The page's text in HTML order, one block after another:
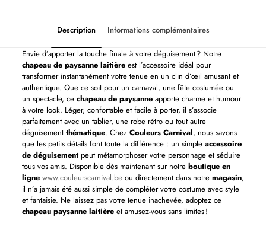
Description Informations complémentaires
Envie d’apporter la touche finale à votre déguisement ? Notre
chapeau de paysanne laitièreest l’accessoire idéal pour
transformer instantanément votre tenue en un clin d’œil amusant et
authentique. Que ce soit pour un carnaval, une fête costumée ou
un spectacle, ce chapeau de paysanneapporte charme et humour
à votre look. Léger, confortable et facile à porter, il s’associe
parfaitement avec un tablier, une robe rétro ou tout autre
déguisement thématique. Chez Couleurs Carnival, nous savons
que les petits détails font toute la différence : un simple accessoire
de déguisementpeut métamorphoser votre personnage et séduire
tous vos amis. Disponible dès maintenant sur notre boutique en
ligne www.couleurscarnival.beou directement dans notre magasin,
il n’a jamais été aussi simple de compléter votre costume avec style
et fantaisie. Ne laissez pas votre tenue inachevée, adoptez ce
chapeau paysanne laitièreet amusez-vous sans limites !